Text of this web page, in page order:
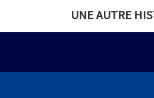
UNE AUTRE